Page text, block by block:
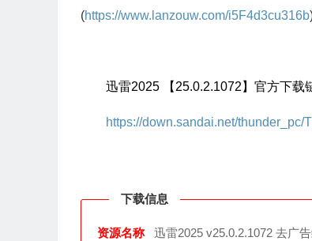
(https://www.lanzouw.com/i5F4d3cu316b
迅雷2025 【25.0.2.1072】官方下载
https://down.sandai.net/thunder_pc/
下载信息
资源名称
迅雷2025 v25.0.2.1072 去广